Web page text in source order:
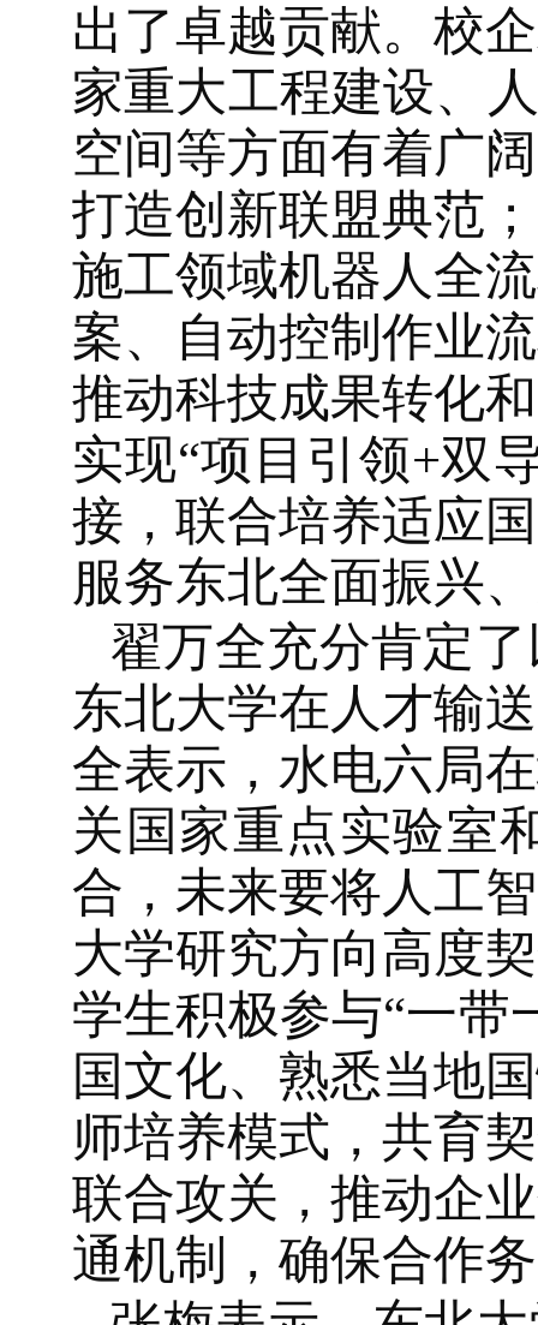
出了卓越贡献。校
家重大工程建设、
空间等方面有着广
打造创新联盟典范
施工领域机器人全
案、自动控制作业
推动科技成果转化
实现“项目引领+双
接，联合培养适应
服务东北全面振兴
翟万全充分肯定
东北大学在人才输
全表示，水电六局
关国家重点实验室
合，未来要将人工
大学研究方向高度
学生积极参与“一带
国文化、熟悉当地
师培养模式，共育
联合攻关，推动企
通机制，确保合作